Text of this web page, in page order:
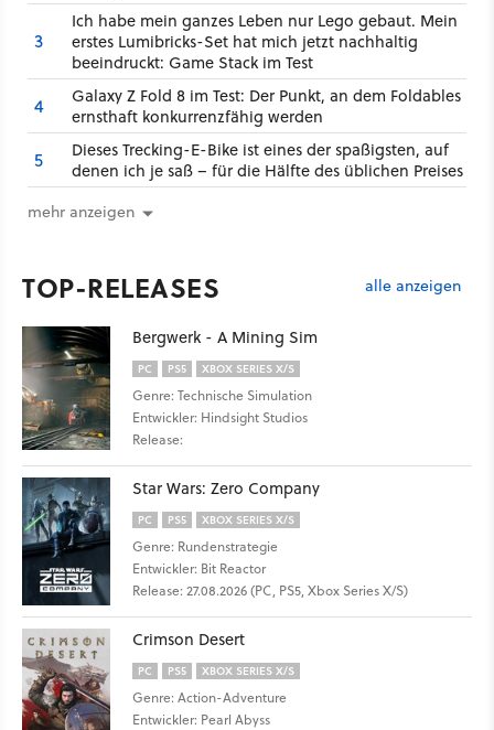
3
Ich habe mein ganzes Leben nur Lego gebaut. Mein
erstes Lumibricks-Set hat mich jetzt nachhaltig
beeindruckt: Game Stack im Test
4
Galaxy Z Fold 8 im Test: Der Punkt, an dem Foldables
ernsthaft konkurrenzfähig werden
5
Dieses Trecking-E-Bike ist eines der spaßigsten, auf
denen ich je saß – für die Hälfte des üblichen Preises
mehr anzeigen
TOP-RELEASES alle anzeigen
Bergwerk - A Mining Sim
PC PS5 XBOX SERIES X/S
Genre: Technische Simulation
Entwickler: Hindsight Studios
Release:
Star Wars: Zero Company
PC PS5 XBOX SERIES X/S
Genre: Rundenstrategie
Entwickler: Bit Reactor
Release: 27.08.2026 (PC, PS5, Xbox Series X/S)
Crimson Desert
PC PS5 XBOX SERIES X/S
Genre: Action-Adventure
Entwickler: Pearl Abyss